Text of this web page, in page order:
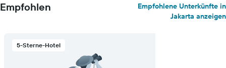
Empfohlen
Empfohlene Unterkünfte in
Jakarta anzeigen
5-Sterne-Hotel